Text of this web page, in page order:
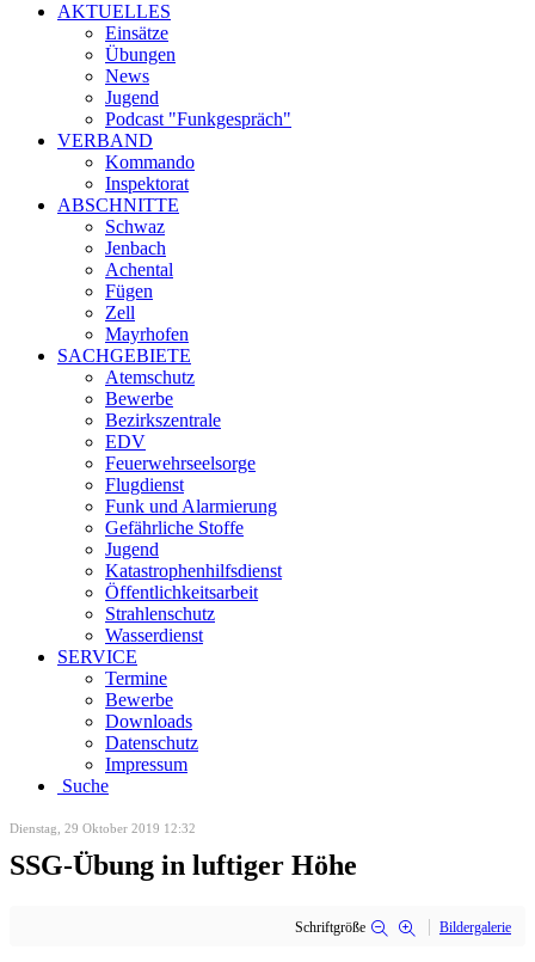
AKTUELLES
Einsätze
Übungen
News
Jugend
Podcast "Funkgespräch"
VERBAND
Kommando
Inspektorat
ABSCHNITTE
Schwaz
Jenbach
Achental
Fügen
Zell
Mayrhofen
SACHGEBIETE
Atemschutz
Bewerbe
Bezirkszentrale
EDV
Feuerwehrseelsorge
Flugdienst
Funk und Alarmierung
Gefährliche Stoffe
Jugend
Katastrophenhilfsdienst
Öffentlichkeitsarbeit
Strahlenschutz
Wasserdienst
SERVICE
Termine
Bewerbe
Downloads
Datenschutz
Impressum
Suche
Dienstag, 29 Oktober 2019 12:32
SSG-Übung in luftiger Höhe
Schriftgröße Bildergalerie